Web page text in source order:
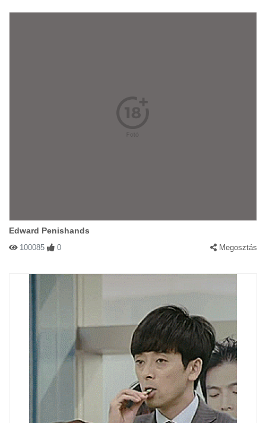
Edward Penishands
100085 0 Megosztás